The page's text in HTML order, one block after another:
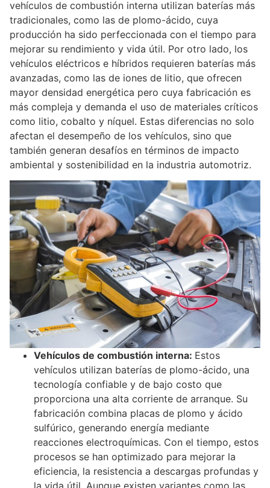
vehículos de combustión interna utilizan baterías más
tradicionales, como las de plomo-ácido, cuya
producción ha sido perfeccionada con el tiempo para
mejorar su rendimiento y vida útil. Por otro lado, los
vehículos eléctricos e híbridos requieren baterías más
avanzadas, como las de iones de litio, que ofrecen
mayor densidad energética pero cuya fabricación es
más compleja y demanda el uso de materiales críticos
como litio, cobalto y níquel. Estas diferencias no solo
afectan el desempeño de los vehículos, sino que
también generan desafíos en términos de impacto
ambiental y sostenibilidad en la industria automotriz.
Vehículos de combustión interna: Estos
vehículos utilizan baterías de plomo-ácido, una
tecnología confiable y de bajo costo que
proporciona una alta corriente de arranque. Su
fabricación combina placas de plomo y ácido
sulfúrico, generando energía mediante
reacciones electroquímicas. Con el tiempo, estos
procesos se han optimizado para mejorar la
eficiencia, la resistencia a descargas profundas y